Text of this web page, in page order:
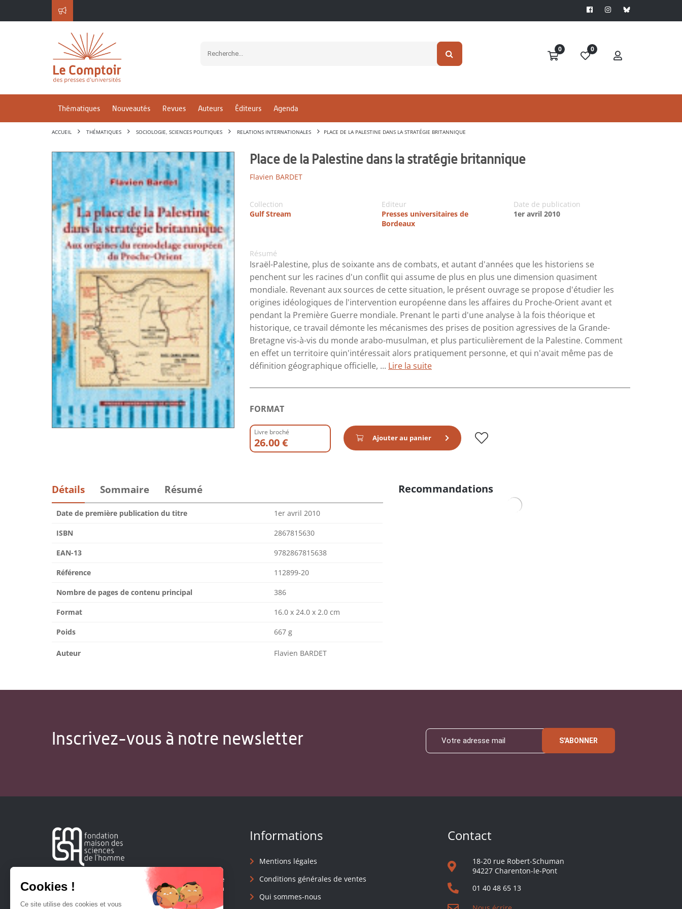
0 0
Thématiques Nouveautés Revues Auteurs Éditeurs Agenda
ACCUEIL THÉMATIQUES SOCIOLOGIE, SCIENCES POLITIQUES RELATIONS INTERNATIONALES PLACE DE LA PALESTINE DANS LA STRATÉGIE BRITANNIQUE
Place de la Palestine dans la stratégie britannique
Flavien BARDET
Collection
Gulf Stream
Editeur
Presses universitaires de
Bordeaux
Date de publication
1er avril 2010
Résumé
Israël-Palestine, plus de soixante ans de combats, et autant d'années que les historiens se
penchent sur les racines d'un conflit qui assume de plus en plus une dimension quasiment
mondiale. Revenant aux sources de cette situation, le présent ouvrage se propose d'étudier les
origines idéologiques de l'intervention européenne dans les affaires du Proche-Orient avant et
pendant la Première Guerre mondiale. Prenant le parti d'une analyse à la fois théorique et
historique, ce travail démonte les mécanismes des prises de position agressives de la Grande-
Bretagne vis-à-vis du monde arabo-musulman, et plus particulièrement de la Palestine. Comment
en effet un territoire quin'intéressait alors pratiquement personne, et qui n'avait même pas de
définition géographique officielle, ... Lire la suite
FORMAT
Livre broché
26.00 € Ajouter au panier
Détails Sommaire Résumé
Date de première publication du titre 1er avril 2010
ISBN 2867815630
EAN-13 9782867815638
Référence 112899-20
Nombre de pages de contenu principal 386
Format 16.0 x 24.0 x 2.0 cm
Poids 667 g
Auteur Flavien BARDET
Recommandations
Inscrivez-vous à notre newsletter S'ABONNER
Créée en 1963, la Fondation Maison Sciences de l'Homme
soutient la recherche et la diffusion des connaissances en
Informations
Mentions légales
Conditions générales de ventes
Qui sommes-nous
Contact
18-20 rue Robert-Schuman
94227 Charenton-le-Pont
01 40 48 65 13